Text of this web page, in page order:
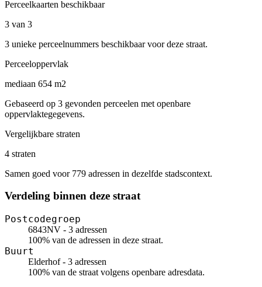
Perceelkaarten beschikbaar
3 van 3
3 unieke perceelnummers beschikbaar voor deze straat.
Perceeloppervlak
mediaan 654 m2
Gebaseerd op 3 gevonden perceelen met openbare
oppervlaktegegevens.
Vergelijkbare straten
4 straten
Samen goed voor 779 adressen in dezelfde stadscontext.
Verdeling binnen deze straat
Postcodegroep
6843NV - 3 adressen
100% van de adressen in deze straat.
Buurt
Elderhof - 3 adressen
100% van de straat volgens openbare adresdata.